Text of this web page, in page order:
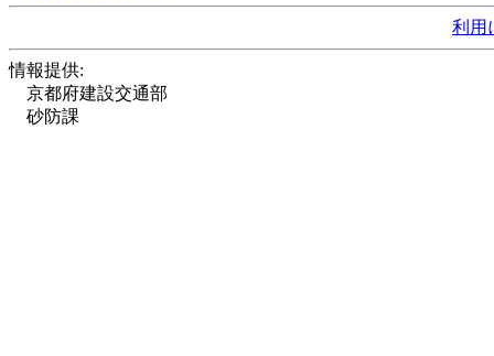
利用
情報提供:
京都府建設交通部
砂防課